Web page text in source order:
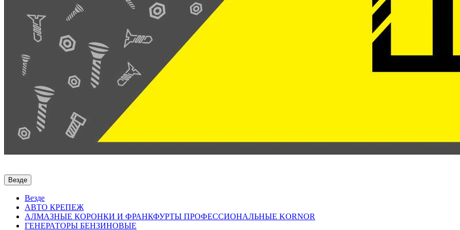
Везде
Везде
АВТО КРЕПЕЖ
АЛМАЗНЫЕ КОРОНКИ И ФРАНКФУРТЫ ПРОФЕССИОНАЛЬНЫЕ KORNOR
ГЕНЕРАТОРЫ БЕНЗИНОВЫЕ